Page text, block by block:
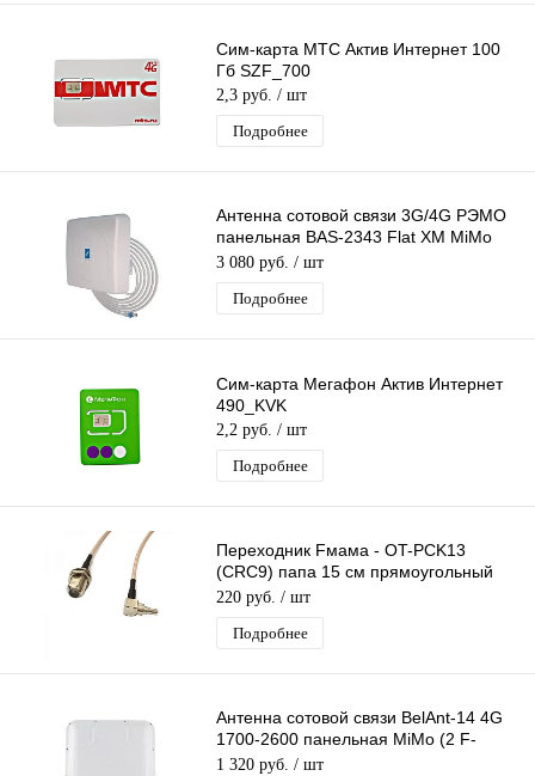
Сим-карта МТС Актив Интернет 100
Гб SZF_700
2,3 руб. / шт
Подробнее
Антенна сотовой связи 3G/4G РЭМО
панельная BAS-2343 Flat XM MiMo
1700-2700 МГц с USB кабелем
3 080 руб. / шт
Подробнее
Сим-карта Мегафон Актив Интернет
490_KVK
2,2 руб. / шт
Подробнее
Переходник Fмама - OT-PCK13
(CRC9) папа 15 см прямоугольный
GR-6
220 руб. / шт
Подробнее
Антенна сотовой связи BelAnt-14 4G
1700-2600 панельная MiMo (2 F-
разъема) 9-14.5дБ всеволновая
1 320 руб. / шт